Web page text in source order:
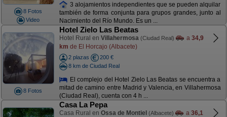
8 Fotos
Video
3 alojamientos independientes que se pueden alquilar
también de forma conjunta para grupos grandes, junto al
Nacimiento del Río Mundo. Es un ...
8 Fotos
Hotel Zielo Las Beatas
Hotel Rural en Villahermosa (Ciudad Real) a 34,9
km de El Horcajo (Albacete)
2 plazas
200 €
8 km de Ciudad Real
El complejo del Hotel Zielo Las Beatas se encuentra a
mitad de camino entre Madrid y Valencia, en Villahermosa
(Ciudad Real), cuenta con 4 h ...
Casa La Pepa
Casa Rural en Ossa de Montiel (Albacete) a 36,1